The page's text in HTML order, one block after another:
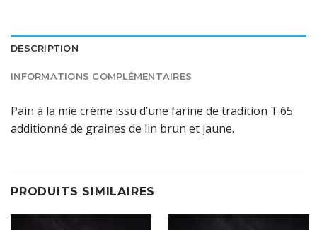
DESCRIPTION
INFORMATIONS COMPLÉMENTAIRES
Pain à la mie crème issu d’une farine de tradition T.65
additionné de graines de lin brun et jaune.
PRODUITS SIMILAIRES